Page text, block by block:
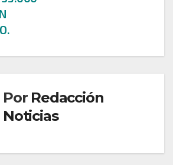
Por Redacción
Noticias